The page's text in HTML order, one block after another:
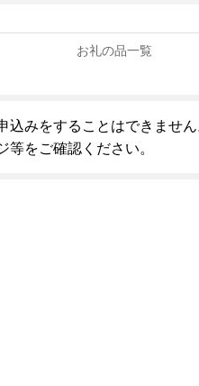
お礼の品一覧
込みをすることはできませ
をご確認ください。